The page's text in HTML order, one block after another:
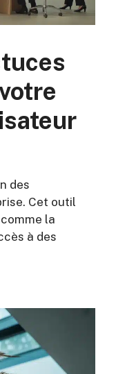
des
Cet outil
la
à des